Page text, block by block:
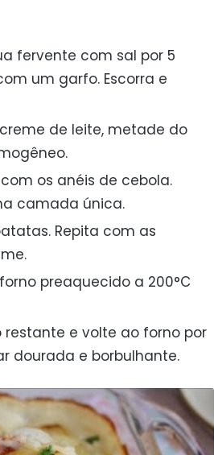
fervente com sal por 5
um garfo. Escorra e
de leite, metade do
os anéis de cebola.
camada única.
Repita com as
preaquecido a 200°C
restante e volte ao forno por
dourada e borbulhante.